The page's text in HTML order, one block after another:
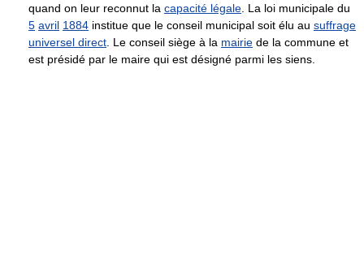
quand on leur reconnut la capacité légale . La loi municipale du
5 avril 1884 institue que le conseil municipal soit élu au suffrage
universel direct . Le conseil siège à la mairie de la commune et
est présidé par le maire qui est désigné parmi les siens.